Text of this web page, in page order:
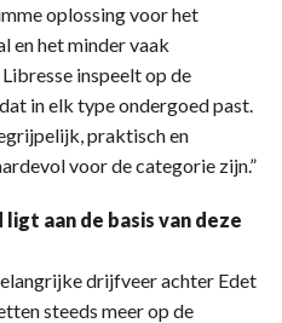
oplossing voor het
en het minder vaak
inspeelt op de
in elk type ondergoed past.
praktisch en
voor de categorie zijn.”
aan de basis van deze
drijfveer achter Edet
steeds meer op de